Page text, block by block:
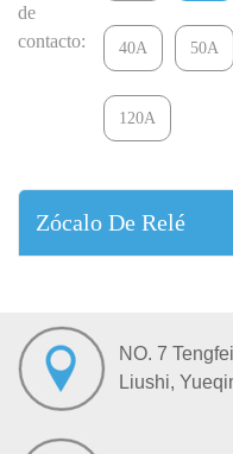
de
contacto:
40A 50A
120A
Zócalo De Relé
NO. 7
Liushi,